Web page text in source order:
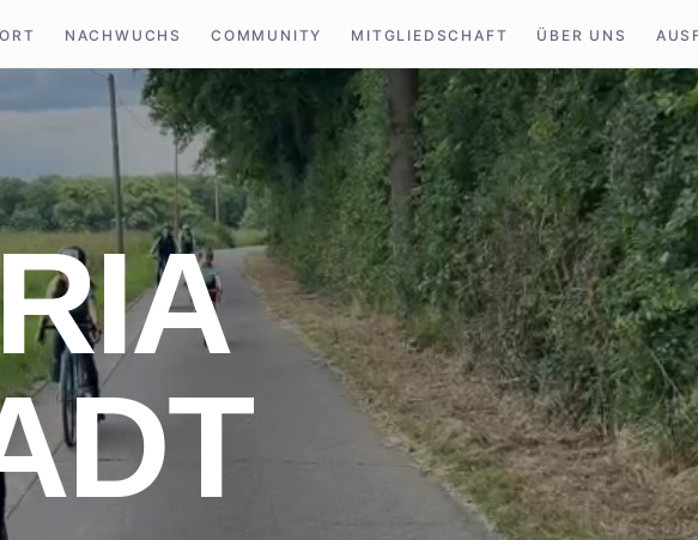
NACHWUCHS COMMUNITY MITGLIEDSCHAFT ÜBER UNS